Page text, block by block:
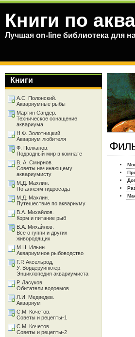
Книги по
Лучшая on-line библиотека для
Книги
А.С. Полонский.
Аквариумные рыбы
Мартин Сандер.
Техническое оснащение
аквариума
Н.Ф. Золотницкий.
Аквариум любителя
Ф. Полканов.
Подводный мир в комнате
В. А. Смирнов.
Советы начинающему
аквариумисту
М.Д. Махлин.
По аллеям гидросада
М.Д. Махлин.
Путешествие по аквариуму
В.А. Михайлов.
Корм и питание рыб
В.А. Михайлов.
Все о гуппи и других
живородящих
М.Н. Ильин.
Аквариумное рыбоводство
Г.Р. Аксельрод,
У. Вордеруинклер.
Энциклопедия аквариумиста
Р. Ласуков.
Обитатели водоемов
Л.И. Медведев.
Аквариум
С.М. Кочетов.
Советы и рецепты-1
С.М. Кочетов.
Советы и рецепты-2